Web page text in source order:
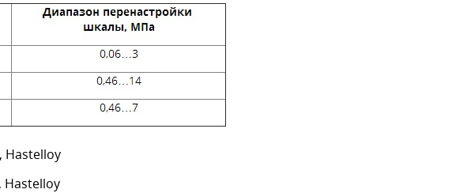
Hastelloy
Hastelloy